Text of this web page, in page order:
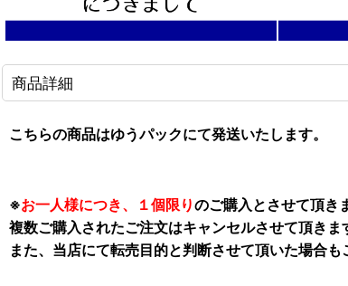
商品詳細
こちらの商品はゆうパックにて発送いたします。
※お一人様につき、１個限りのご購入とさせて頂き
複数ご購入されたご注文はキャンセルさせて頂きま
また、当店にて転売目的と判断させて頂いた場合